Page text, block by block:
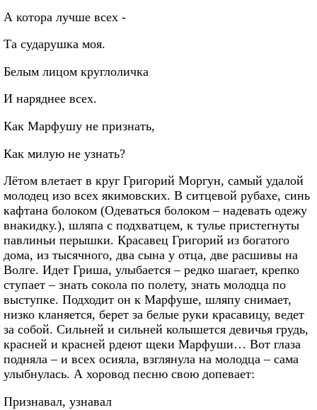
А котора лучше всех -
Та сударушка моя.
Белым лицом круглоличка
И наряднее всех.
Как Марфушу не признать,
Как милую не узнать?
Лётом влетает в круг Григорий Моргун, самый удалой
молодец изо всех якимовских. В ситцевой рубахе, синь
кафтана болоком (Одеваться болоком – надевать одежу
внакидку.), шляпа с подхватцем, к тулье пристегнуты
павлиньи перышки. Красавец Григорий из богатого
дома, из тысячного, два сына у отца, две расшивы на
Волге. Идет Гриша, улыбается – редко шагает, крепко
ступает – знать сокола по полету, знать молодца по
выступке. Подходит он к Марфуше, шляпу снимает,
низко кланяется, берет за белые руки красавицу, ведет
за собой. Сильней и сильней колышется девичья грудь,
красней и красней рдеют щеки Марфуши… Вот глаза
подняла – и всех осияла, взглянула на молодца – сама
улыбнулась. А хоровод песню свою допевает:
Признавал, узнавал